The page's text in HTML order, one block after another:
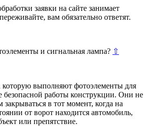
заявки на сайте занимает
вам обязательно ответят.
и сигнальная лампа? ⇧
выполняют фотоэлементы для
безопасной работы конструкции. Они не
закрываться в тот момент, когда на
от ворот находится автомобиль,
или препятствие.